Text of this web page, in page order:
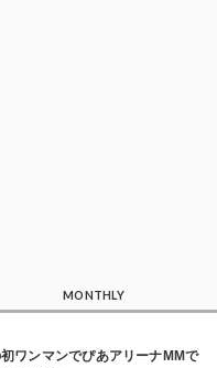
MONTHLY
ワンマンでぴあアリーナMMで